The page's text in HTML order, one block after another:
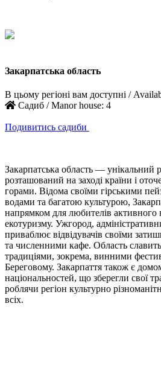
Закарпатська область
В цьому регіоні вам доступні /
Садиб / Manor house: 4
Подивитись садиби
Закарпатська область — унікальний
розташований на заході країни і
горами. Відома своїми гірськими
водами та багатою культурою,
напрямком для любителів активного
екотуризму. Ужгород,
приваблює відвідувачів своїми
та численними кафе. Область
традиціями, зокрема, винними
Береговому. Закарпаття також є
національностей, що зберегли свої
роблячи регіон культурно
всіх.